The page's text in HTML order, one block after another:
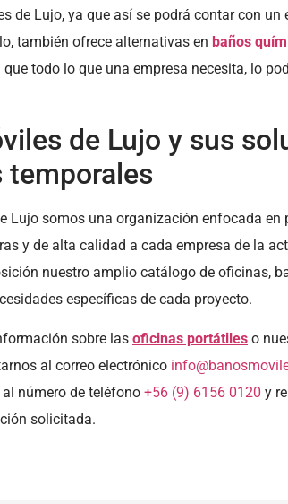
de Lujo, ya que así se podrá contar con un
también ofrece alternativas en baños
todo lo que una empresa necesita, lo
de Lujo y sus
temporales
Lujo somos una organización enfocada en
y de alta calidad a cada empresa de la
nuestro amplio catálogo de oficinas,
específicas de cada proyecto.
sobre las oficinas portátiles o
al correo electrónico
número de teléfono +56 (9) 6156 0120 y
solicitada.